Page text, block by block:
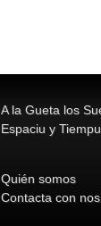
A la Gueta los
Espaciu y Tiempu
Quién somos
Contacta con nos